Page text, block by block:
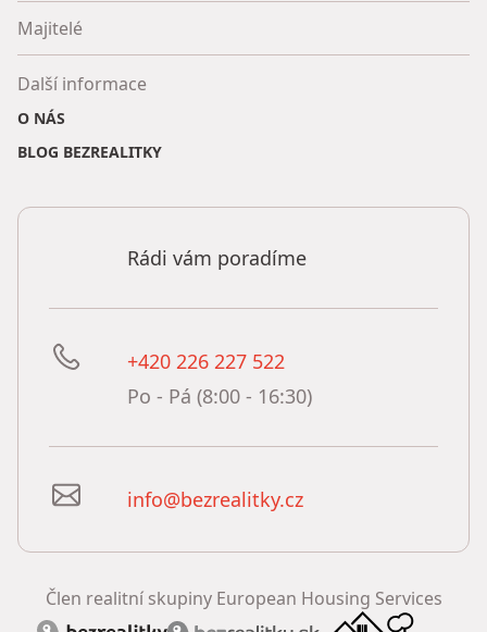
Majitelé
Další informace
O NÁS
BLOG BEZREALITKY
Rádi vám poradíme
+420 226 227 522
Po - Pá (8:00 - 16:30)
info@bezrealitky.cz
Člen realitní skupiny European Housing Services